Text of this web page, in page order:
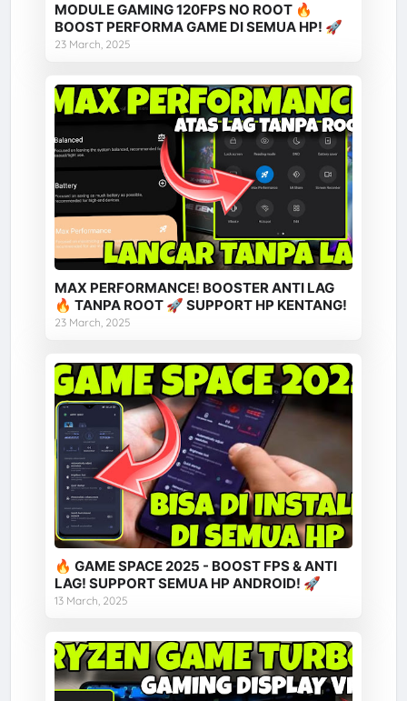
MODULE GAMING 120FPS NO ROOT 🔥
BOOST PERFORMA GAME DI SEMUA HP! 🚀
23 March, 2025
MAX PERFORMANCE! BOOSTER ANTI LAG
🔥 TANPA ROOT 🚀 SUPPORT HP KENTANG!
23 March, 2025
🔥 GAME SPACE 2025 - BOOST FPS & ANTI
LAG! SUPPORT SEMUA HP ANDROID! 🚀
13 March, 2025